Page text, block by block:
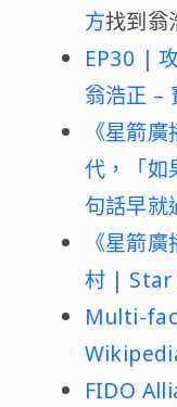
方找到翁
EP30 |
翁浩正 –
《星箭
代，「如
句話早
《星箭
村 | Star
Multi-
FIDO